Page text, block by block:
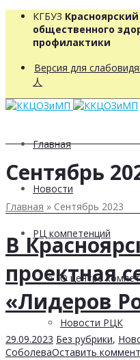
КГБУЗ
общественного
профилактики
Версия для
人
Главная
Новости
РЦ компетенций
О центре
Новости РЦК
Сентябрь
Главная » Сентябрь 2023
В
проектная
«Лидеров
29.09.2023 Без рубрики,
СоболеваОставить